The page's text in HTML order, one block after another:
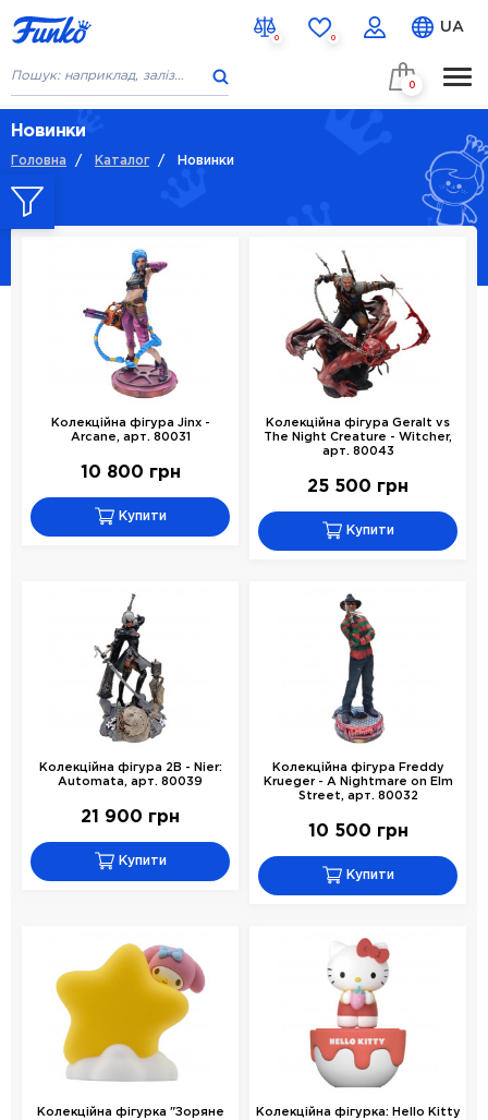
0 0
UA
0
ГОЛОВНА
НОВИНКИ
СКОРО В НАЯВНОСТІ
Новинки
Головна / Каталог/ Новинки
Колекційна фігура Jinx -
Arcane, арт. 80031
10 800 грн
Купити
Колекційна фігура Geralt vs
The Night Creature - Witcher,
арт. 80043
25 500 грн
Купити
Колекційна фігура 2B - Nier:
Automata, арт. 80039
21 900 грн
Купити
Колекційна фігура Freddy
Krueger - A Nightmare on Elm
Street, арт. 80032
10 500 грн
Купити
Колекційна фігурка "Зоряне
Колекційна фігурка: Hello Kitty